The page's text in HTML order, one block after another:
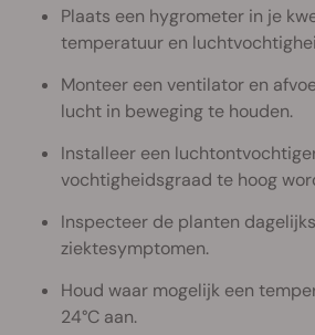
Plaats een hygrometer in je
temperatuur en
Monteer een ventilator en
lucht in beweging te houden.
Installeer een
vochtigheidsgraad te hoog
Inspecteer de planten
ziektesymptomen.
Houd waar mogelijk een
24°C aan.